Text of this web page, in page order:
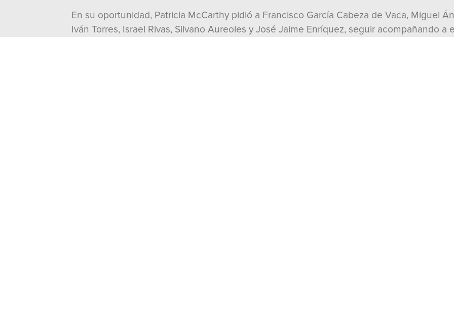
En su oportunidad, Patricia McCarthy pidió a Francisco García Cabeza de Vaca, Miguel
Iván Torres, Israel Rivas, Silvano Aureoles y José Jaime Enríquez, seguir acompañando